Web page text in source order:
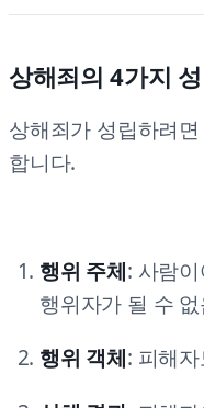
상해죄의 4가지
상해죄가 성립하려
합니다.
행위 주체: 사람
행위자가 될 수
행위 객체: 피해